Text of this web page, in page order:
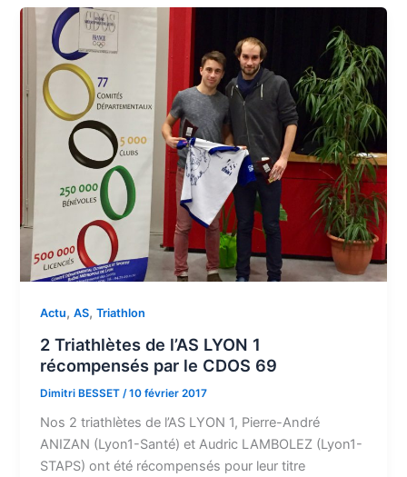
Actu,AS,Triathlon
2 Triathlètes de l’AS LYON 1
récompensés par le CDOS 69
Dimitri BESSET /10 février 2017
Nos 2 triathlètes de l’AS LYON 1, Pierre-André
ANIZAN (Lyon1-Santé) et Audric LAMBOLEZ (Lyon1-
STAPS) ont été récompensés pour leur titre